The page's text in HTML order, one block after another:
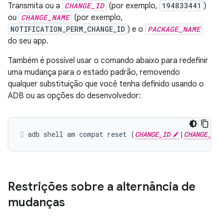
Transmita ou a CHANGE_ID (por exemplo, 194833441 )
ou CHANGE_NAME (por exemplo,
NOTIFICATION_PERM_CHANGE_ID ) e o PACKAGE_NAME
do seu app.
Também é possível usar o comando abaixo para redefinir
uma mudança para o estado padrão, removendo
qualquer substituição que você tenha definido usando o
ADB ou as opções do desenvolvedor:
adb shell am compat reset (CHANGE_ID |
Restrições sobre a alternância de
mudanças